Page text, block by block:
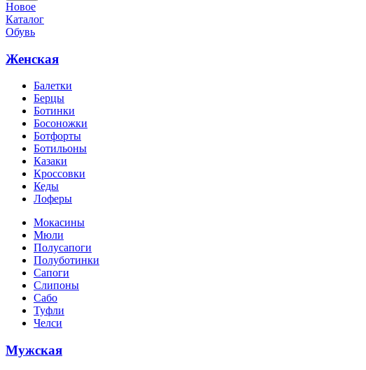
Новое
Каталог
Обувь
Женская
Балетки
Берцы
Ботинки
Босоножки
Ботфорты
Ботильоны
Казаки
Кроссовки
Кеды
Лоферы
Мокасины
Мюли
Полусапоги
Полуботинки
Сапоги
Слипоны
Сабо
Туфли
Челси
Мужская